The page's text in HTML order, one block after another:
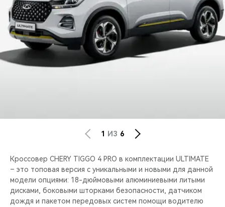
CHERY И СПОРТ
НАШИ МЕРОПРИЯТИЯ
1 ИЗ 6
Кроссовер CHERY TIGGO 4 PRO в комплектации ULTIMATE
– это топовая версия с уникальными и новыми для данной
модели опциями: 18-дюймовыми алюминиевыми литыми
дисками, боковыми шторками безопасности, датчиком
дождя и пакетом передовых систем помощи водителю